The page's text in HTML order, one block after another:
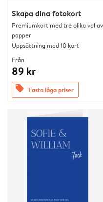
Skapa dina fotokort
Premiumkort med tre olika val av
papper
Uppsättning med 10 kort
Från
89 kr
offers Fasta låga priser